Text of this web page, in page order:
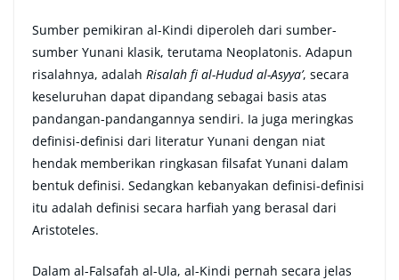
Sumber pemikiran al-Kindi diperoleh dari sumber-
sumber Yunani klasik, terutama Neoplatonis. Adapun
risalahnya, adalah Risalah fi al-Hudud al-Asyya’, secara
keseluruhan dapat dipandang sebagai basis atas
pandangan-pandangannya sendiri. Ia juga meringkas
definisi-definisi dari literatur Yunani dengan niat
hendak memberikan ringkasan filsafat Yunani dalam
bentuk definisi. Sedangkan kebanyakan definisi-definisi
itu adalah definisi secara harfiah yang berasal dari
Aristoteles.
Dalam al-Falsafah al-Ula, al-Kindi pernah secara jelas